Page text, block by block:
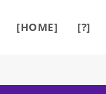
[HOME] [?]